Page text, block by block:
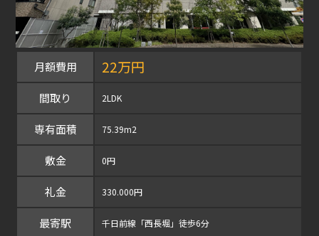
月額費用 22万円
間取り 2LDK
専有面積 75.39m2
敷金 0円
礼金 330.000円
最寄駅 千日前線「西長堀」徒歩6分